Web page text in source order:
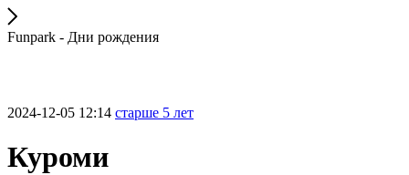
Funpark - Дни рождения
2024-12-05 12:14 старше 5 лет
Куроми